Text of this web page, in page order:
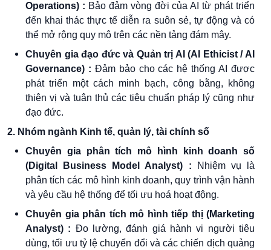
Operations) : Bảo đảm vòng đời của AI từ phát triển
đến khai thác thực tế diễn ra suôn sẻ, tự động và có
thể mở rộng quy mô trên các nền tảng đám mây.
Chuyên gia đạo đức và Quản trị AI (AI Ethicist / AI
Governance) : Đảm bảo cho các hệ thống AI được
phát triển một cách minh bạch, công bằng, không
thiên vị và tuân thủ các tiêu chuẩn pháp lý cũng như
đạo đức.
2. Nhóm ngành Kinh tế, quản lý, tài chính số
Chuyên gia phân tích mô hình kinh doanh số
(Digital Business Model Analyst) : Nhiệm vụ là
phân tích các mô hình kinh doanh, quy trình vận hành
và yêu cầu hệ thống để tối ưu hoá hoạt động.
Chuyên gia phân tích mô hình tiếp thị (Marketing
Analyst) : Đo lường, đánh giá hành vi người tiêu
dùng, tối ưu tỷ lệ chuyển đổi và các chiến dịch quảng